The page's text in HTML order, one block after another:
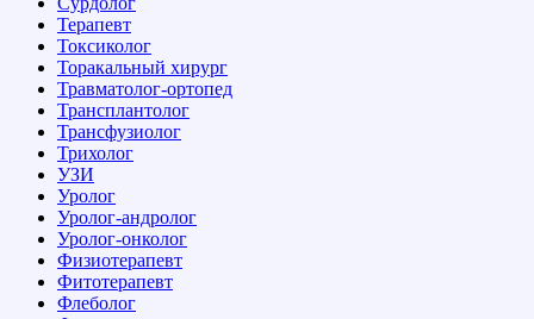
Терапевт
Токсиколог
Торакальный хирург
Травматолог-ортопед
Трансплантолог
Трансфузиолог
Трихолог
УЗИ
Уролог
Уролог-андролог
Уролог-онколог
Физиотерапевт
Фитотерапевт
Флеболог